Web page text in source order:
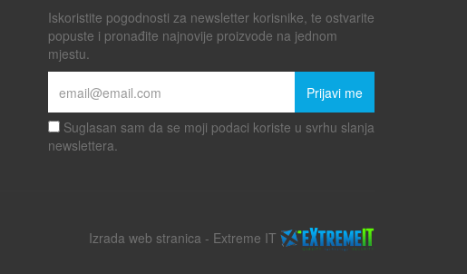
Iskoristite pogodnosti za newsletter korisnike, te ostvarite
popuste i pronađite najnovije proizvode na jednom
mjestu.
Prijavi me
Suglasan sam da se moji podaci koriste u svrhu slanja
newslettera.
Izrada web stranica - Extreme IT